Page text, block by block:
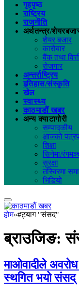
गृहपृष्ठ
राष्ट्रिय
राजनीति
अर्थतन्त्र/
शेयर बजार
कारोबार
बैंक तथा
रोजगार
अन्तर्राष्ट्रिय
इतिहास/संस्कृति
खेल
स्वास्थ्य
काठमाडौं खबर
अन्य क्याटागोरी
सम्पादकीय
आजको
शिक्षा
सिनेमा/
सुरक्षा
तस्विरमा
भिडियो
होम»#ट्याग "संसद"
ब्राउजिङ:
माओवादीले
स्थगित भयो संसद्